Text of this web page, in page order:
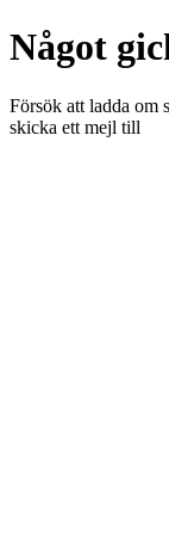
Något
Försök att ladda om
skicka ett mejl till